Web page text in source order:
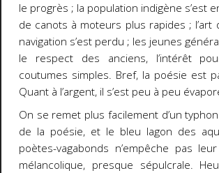
le progrès ; la population indigène s’est
de canots à moteurs plus rapides ; l’art
navigation s’est perdu ; les jeunes
le respect des anciens, l’intérêt
coutumes simples. Bref, la poésie est
Quant à l’argent, il s’est peu à peu
On se remet plus facilement d’un
de la poésie, et le bleu lagon des
poètes-vagabonds n’empêche pas
mélancolique, presque sépulcrale.